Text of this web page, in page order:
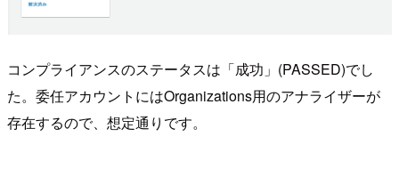
コンプライアンスのステータスは「成功」(PASSED)でし
た。委任アカウントにはOrganizations用のアナライザーが
存在するので、想定通りです。